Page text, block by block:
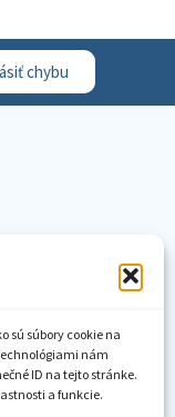
sú súbory cookie na
nám
ID na tejto stránke.
a funkcie.
chybu